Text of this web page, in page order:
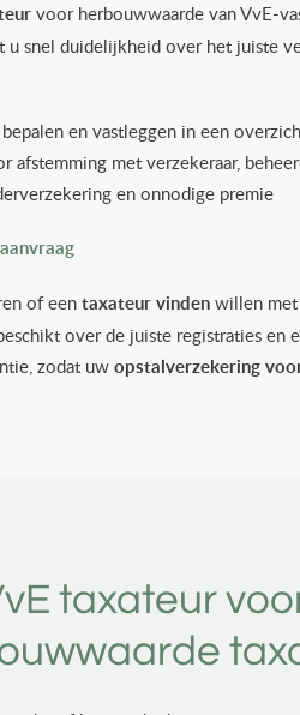
voor herbouwwaarde van
snel duidelijkheid over het juiste
en vastleggen in een
afstemming met verzekeraar,
en onnodige premie
of een taxateur vinden willen met
over de juiste registraties en
zodat uw opstalverzekering
taxateur